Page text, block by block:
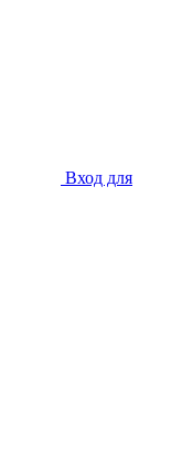
Вход для